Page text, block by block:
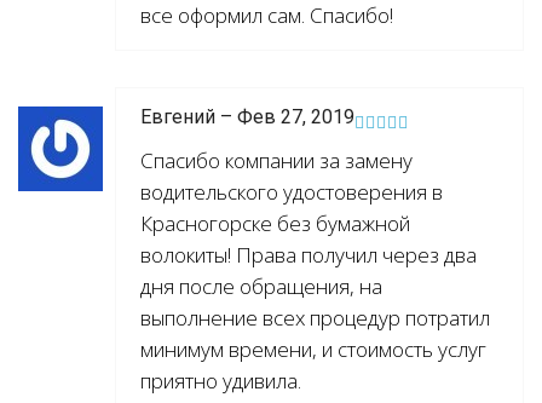
все оформил сам. Спасибо!
Евгений – Фев 27, 2019
Спасибо компании за замену
водительского удостоверения в
Красногорске без бумажной
волокиты! Права получил через два
дня после обращения, на
выполнение всех процедур потратил
минимум времени, и стоимость услуг
приятно удивила.